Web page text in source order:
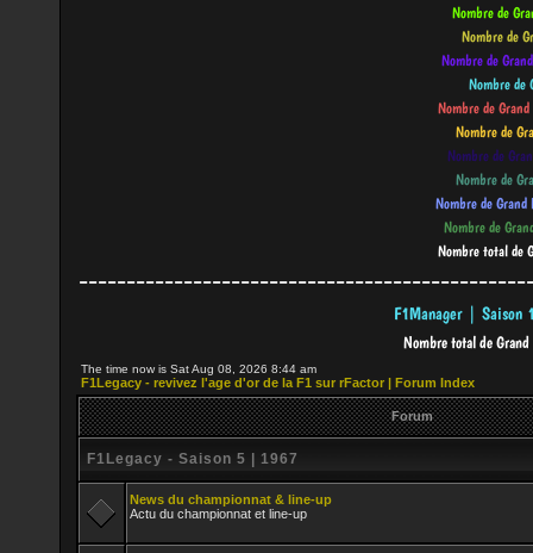
The time now is Sat Aug 08, 2026 8:44 am
F1Legacy - revivez l'age d'or de la F1 sur rFactor | Forum Index
Forum
F1Legacy - Saison 5 | 1967
News du championnat & line-up
Actu du championnat et line-up